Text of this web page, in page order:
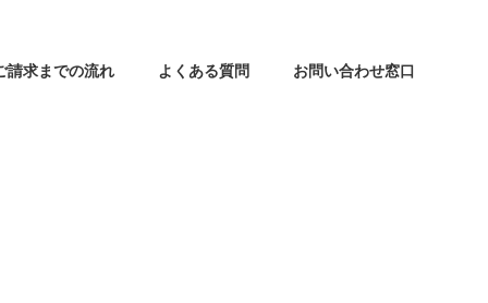
請求までの流れ よくある質問 お問い合わせ窓口